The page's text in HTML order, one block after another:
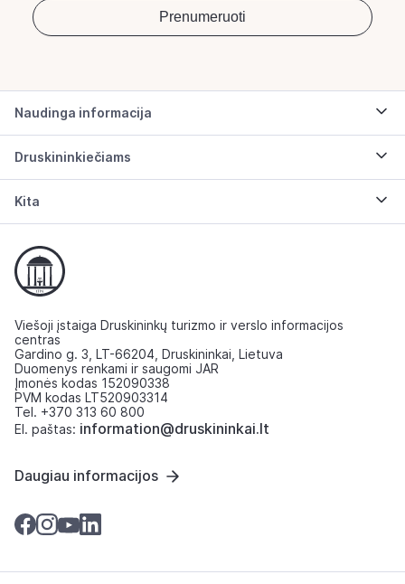
Naudinga informacija
Druskininkiečiams
Kita
Viešoji įstaiga Druskininkų turizmo ir verslo informacijos
centras
Gardino g. 3, LT-66204, Druskininkai, Lietuva
Duomenys renkami ir saugomi JAR
Įmonės kodas 152090338
PVM kodas LT520903314
Tel. +370 313 60 800
El. paštas: information@druskininkai.lt
Daugiau informacijos